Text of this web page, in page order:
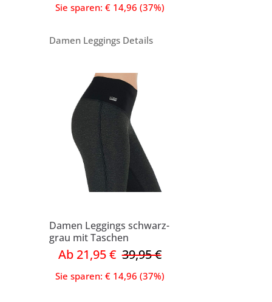
Sie sparen: € 14,96 (37%)
Damen Leggings Details
Damen Leggings schwarz-
grau mit Taschen
Ab 21,95 €39,95 €
Sie sparen: € 14,96 (37%)